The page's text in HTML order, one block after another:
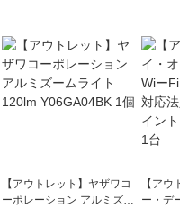
【アウトレット】ヤザワコ
ーポレーション アルミズー
【ア
ー・デ